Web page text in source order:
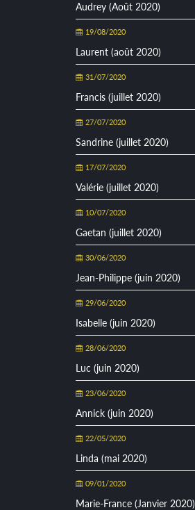
Audrey (Août 2020)
19/08/2020
Laurent (août 2020)
31/07/2020
Francis (juillet 2020)
27/07/2020
Sandrine (juillet 2020)
17/07/2020
Valérie (juillet 2020)
10/07/2020
Gaetan (juillet 2020)
30/06/2020
Jean-Philippe (juin 2020)
29/06/2020
Isabelle (juin 2020)
28/06/2020
Luc (juin 2020)
23/06/2020
Annick (juin 2020)
22/05/2020
Linda (mai 2020)
09/01/2020
Marie-France (Janvier 2020)